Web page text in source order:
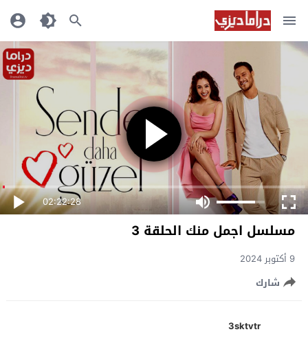
02:22:28
مسلسل اجمل منك الحلقة 3
9 أكتوبر 2024
شارك
3sktvtr